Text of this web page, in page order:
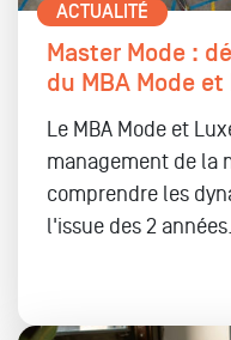
ACTUALITÉ
Master Mode :
du MBA Mode et
Le MBA Mode et
management de la
comprendre les
l'issue des 2